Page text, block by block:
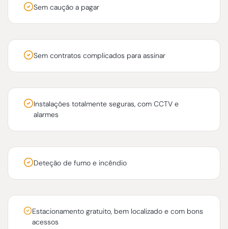
Sem caução a pagar
Sem contratos complicados para assinar
Instalações totalmente seguras, com CCTV e
alarmes
Deteção de fumo e incêndio
Estacionamento gratuito, bem localizado e com bons
acessos